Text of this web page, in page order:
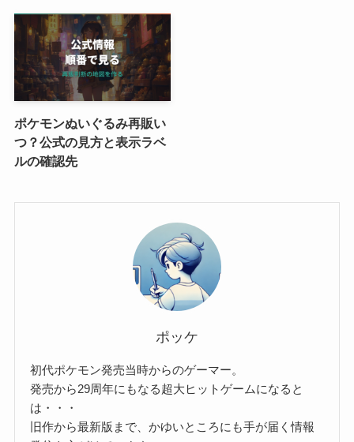
ポケモンぬいぐるみ再販い
つ？公式の見方と表示ラベ
ルの確認先
ポッケ
初代ポケモン発売当時からのゲーマー。
発売から29周年にもなる超大ヒットゲームになると
は・・・
旧作から最新版まで、かゆいところにも手が届く情報